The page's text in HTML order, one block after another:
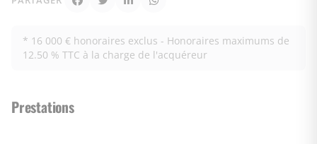
* 16 000 € honoraires exclus - Honoraires maximums de
12.50 % TTC à la charge de l'acquéreur
Prestations